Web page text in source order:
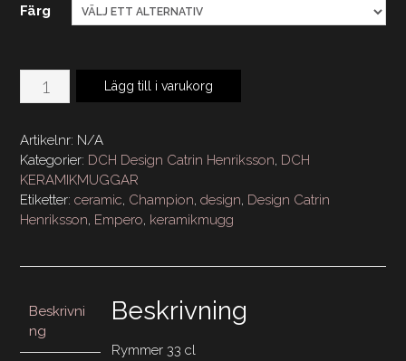
Färg
DCH
Keramikmugg
Empero
Champion
mängd
Lägg till i varukorg
Artikelnr: N/A
Kategorier: DCH Design Catrin Henriksson, DCH
KERAMIKMUGGAR
Etiketter: ceramic, Champion, design, Design Catrin
Henriksson, Empero, keramikmugg
Beskrivni
ng
Beskrivning
Rymmer 33 cl